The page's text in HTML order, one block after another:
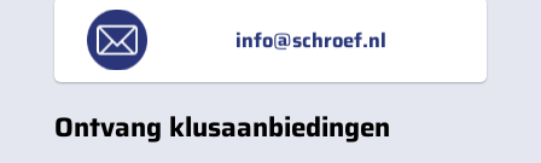
info@schroef.nl
Ontvang klusaanbiedingen